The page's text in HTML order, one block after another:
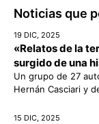
Noticias que
19 DIC, 2025
«Relatos de la
surgido de una
Un grupo de 27
Hernán Casciari y
15 DIC, 2025